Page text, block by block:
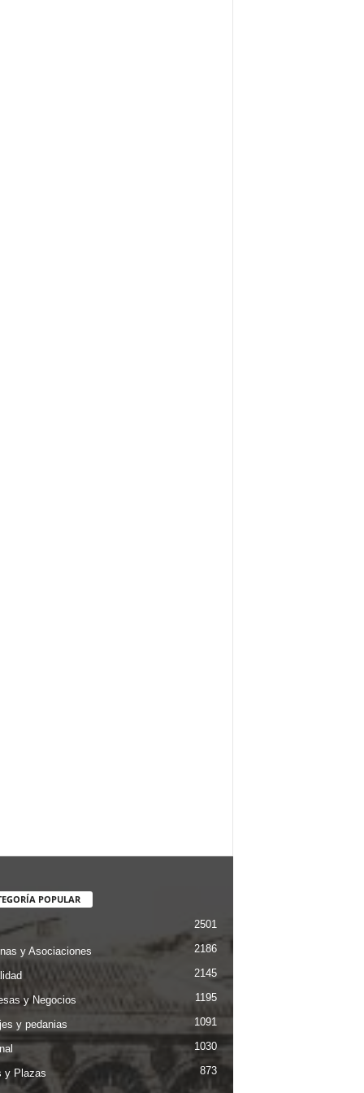
POPULAR
2501
y Asociaciones 2186
2145
y Negocios 1195
y pedanias 1091
1030
y Plazas 873